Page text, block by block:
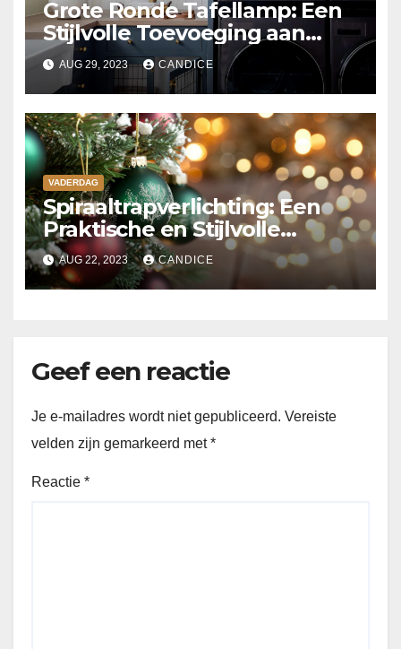
Grote Ronde Tafellamp: Een
Stijlvolle Toevoeging aan
Jouw Interieur
AUG 29, 2023 CANDICE
VADERDAG
Spiraaltrapverlichting: Een
Praktische en Stijlvolle
Oplossing voor uw Interieur
AUG 22, 2023 CANDICE
Geef een reactie
Je e-mailadres wordt niet gepubliceerd. Vereiste
velden zijn gemarkeerd met*
Reactie *